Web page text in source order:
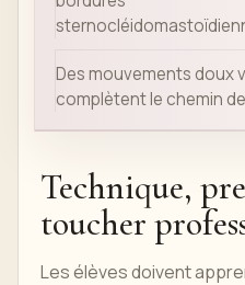
Des mouvements doux
complètent le chemin
Technique,
toucher
Les élèves doivent